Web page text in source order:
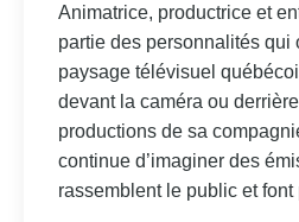
Animatrice, productrice et
partie des personnalités qui
paysage télévisuel
devant la caméra ou
productions de sa
continue d’imaginer des
rassemblent le public et font